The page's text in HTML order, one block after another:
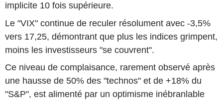
implicite 10 fois supérieure.
Le "VIX" continue de reculer résolument avec -3,5%
vers 17,25, démontrant que plus les indices grimpent,
moins les investisseurs "se couvrent".
Ce niveau de complaisance, rarement observé après
une hausse de 50% des "technos" et de +18% du
"S&P", est alimenté par un optimisme inébranlable